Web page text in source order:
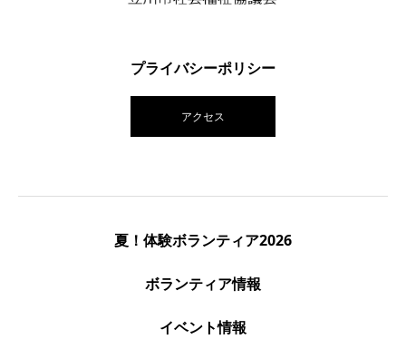
プライバシーポリシー
アクセス
夏！体験ボランティア2026
ボランティア情報
イベント情報